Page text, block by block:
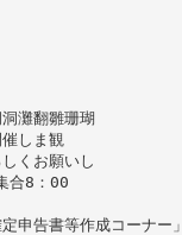
灘翻雛珊瑚
しま観
くお願いし
合8：00
申告書等作成コーナー」